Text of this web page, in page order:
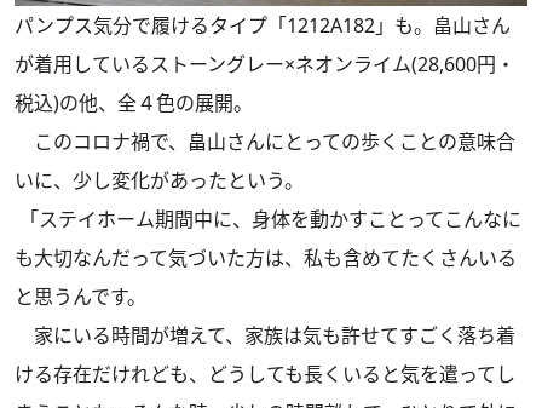
パンプス気分で履けるタイプ「1212A182」も。畠山さん
が着用しているストーングレー×ネオンライム(28,600円・
税込)の他、全４色の展開。
このコロナ禍で、畠山さんにとっての歩くことの意味合
いに、少し変化があったという。
「ステイホーム期間中に、身体を動かすことってこんなに
も大切なんだって気づいた方は、私も含めてたくさんいる
と思うんです。
家にいる時間が増えて、家族は気も許せてすごく落ち着
ける存在だけれども、どうしても長くいると気を遣ってし